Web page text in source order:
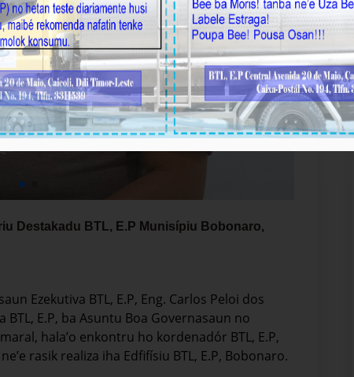
Destakadu BTL, E.P Munisípiu Bobonaro,
Ezekutiva BTL, E.P, Eng. Carlos Peloi dos
BTL, E.P, ba Asuntu Boa Governasaun no
hala’o enkontru ho kordenadór BTL, E.P,
rasik realiza iha Edfifísiu BTL, E.P, Bobonaro.